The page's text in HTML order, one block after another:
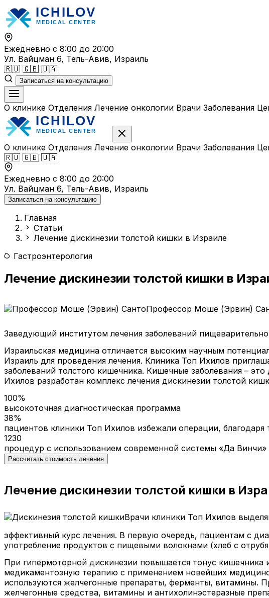
Перейти
к
содержимому
Ежедневно с 8:00 до 20:00
Ул. Вайцман 6, Тель-Авив, Израиль
🇷🇺 🇬🇧 🇺🇦
Записаться на консультацию
О клинике Отделения Лечение онкологии Врачи Заболевания
О клинике Отделения Лечение онкологии Врачи Заболевания
🇷🇺 🇬🇧 🇺🇦
Ежедневно с 8:00 до 20:00
Ул. Вайцман 6, Тель-Авив, Израиль
Записаться на консультацию
Главная
Статьи
Лечение дискинезии толстой кишки в Израиле
Гастроэнтерология
Лечение дискинезии толстой кишки в
Профессор Моше (Эрвин)
Заведующий институтом лечения заболеваний
Израильская медицина отличается высоким научным
Израиль для проведения лечения. Клиника Топ Ихилов
заболеваний толстого кишечника. Кишечные заболевания –
Ихилов разработан комплекс лечения дискинезии толстой
100%
высокоточная диагностическая программа
38%
пациентов клиники Топ Ихилов избежали операции, благодаря
1230
процедур с использованием современной системы «Да Винчи»
Рассчитать стоимость лечения
Лечение дискинезии толстой кишки в
Врачи клиники Топ Ихилов
эффективный курс лечения. В первую очередь, пациентам с
употребление продуктов с пищевыми волокнами (хлеб с
При гипермоторной дискинезии повышается тонус
медикаментозную терапию с применением новейших
используются желчегонные препараты, ферменты, витамины.
желчегонные средства, витамины и антихолинэстеразные